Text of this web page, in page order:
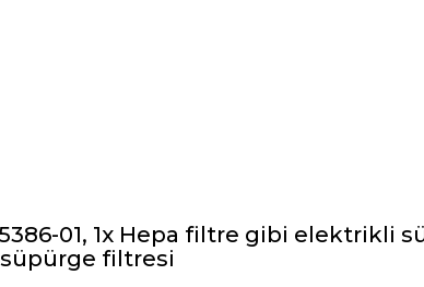
01, 1x Hepa filtre gibi elektrikli
filtresi